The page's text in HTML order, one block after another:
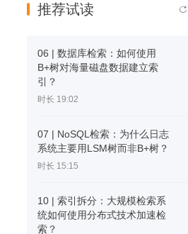
推荐试读 
06 | 数据库检索：如何使用
B+树对海量磁盘数据建立索
引？
时长 19:02
07 | NoSQL检索：为什么日志
系统主要用LSM树而非B+树？
时长 15:15
10 | 索引拆分：大规模检索系
统如何使用分布式技术加速检
索？